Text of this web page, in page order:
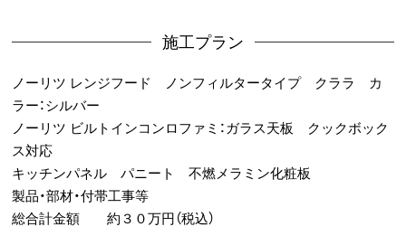
施工プラン
ノーリツ レンジフード ノンフィルタータイプ クララ カ
ラー：シルバー
ノーリツ ビルトインコンロファミ：ガラス天板 クックボック
ス対応
キッチンパネル パニート 不燃メラミン化粧板
製品・部材・付帯工事等
総合計金額 約３０万円（税込）